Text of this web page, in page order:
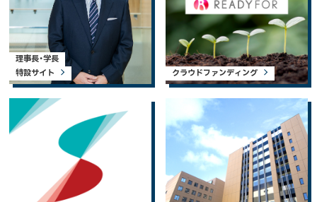
理事長・学長
特設サイト
クラウドファンディング